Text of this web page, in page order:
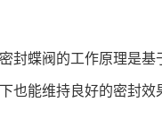
封蝶阀的工作原理是基
也能维持良好的密封效